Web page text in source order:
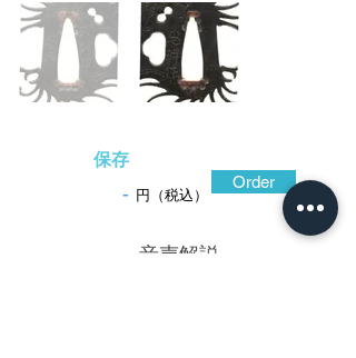
保存
- 円（税込）
Order
​音声解説